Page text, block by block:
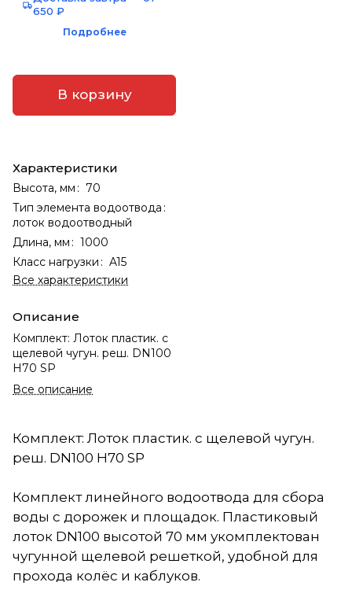
650 ₽
Подробнее
В корзину
Характеристики
Высота, мм : 70
Тип элемента водоотвода :
лоток водоотводный
Длина, мм : 1000
Класс нагрузки : A15
Все характеристики
Описание
Комплект: Лоток пластик. с
щелевой чугун. реш. DN100
H70 SP
Все описание
Комплект: Лоток пластик. с щелевой чугун.
реш. DN100 H70 SP
Комплект линейного водоотвода для сбора
воды с дорожек и площадок. Пластиковый
лоток DN100 высотой 70 мм укомплектован
чугунной щелевой решеткой, удобной для
прохода колёс и каблуков.